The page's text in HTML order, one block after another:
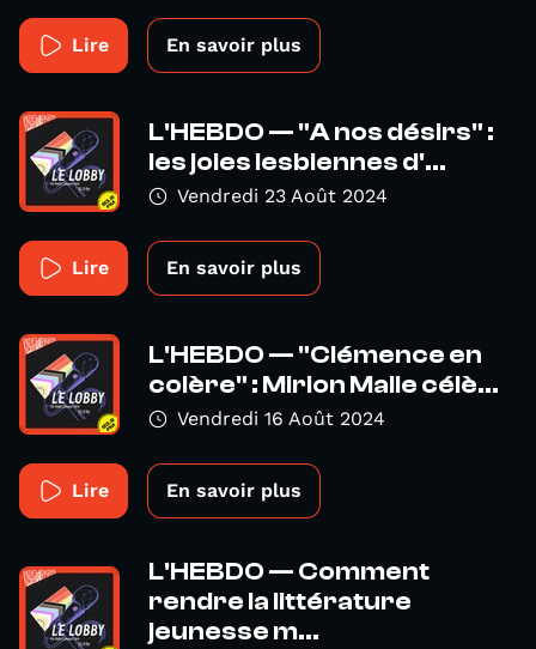
Lire En savoir plus
L'HEBDO — "A nos désirs" :
les joies lesbiennes d'...
Vendredi 23 Août 2024
Lire En savoir plus
L'HEBDO — "Clémence en
colère" : Mirion Malle célè...
Vendredi 16 Août 2024
Lire En savoir plus
L'HEBDO — Comment
rendre la littérature
jeunesse m...